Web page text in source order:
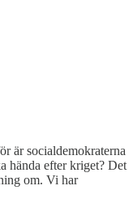
är socialdemokraterna
hända efter kriget? Det
om. Vi har